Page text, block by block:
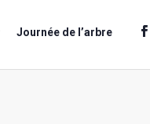
Journée de l’arbre